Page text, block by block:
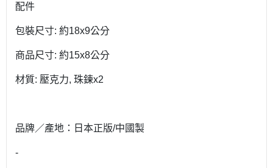
配件
包裝尺寸: 約18x9公分
商品尺寸: 約15x8公分
材質: 壓克力, 珠鍊x2
品牌／產地：日本正版/中國製
-